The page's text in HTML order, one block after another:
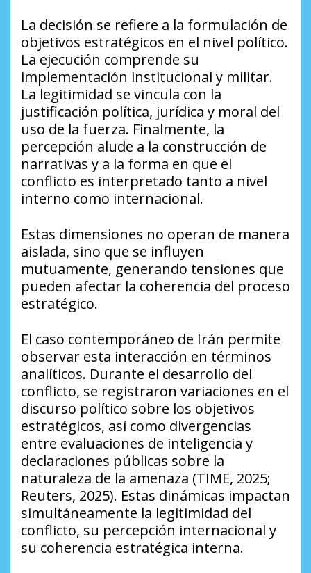
La decisión se refiere a la formulación de
objetivos estratégicos en el nivel político.
La ejecución comprende su
implementación institucional y militar.
La legitimidad se vincula con la
justificación política, jurídica y moral del
uso de la fuerza. Finalmente, la
percepción alude a la construcción de
narrativas y a la forma en que el
conflicto es interpretado tanto a nivel
interno como internacional.
Estas dimensiones no operan de manera
aislada, sino que se influyen
mutuamente, generando tensiones que
pueden afectar la coherencia del proceso
estratégico.
El caso contemporáneo de Irán permite
observar esta interacción en términos
analíticos. Durante el desarrollo del
conflicto, se registraron variaciones en el
discurso político sobre los objetivos
estratégicos, así como divergencias
entre evaluaciones de inteligencia y
declaraciones públicas sobre la
naturaleza de la amenaza (TIME, 2025;
Reuters, 2025). Estas dinámicas impactan
simultáneamente la legitimidad del
conflicto, su percepción internacional y
su coherencia estratégica interna.